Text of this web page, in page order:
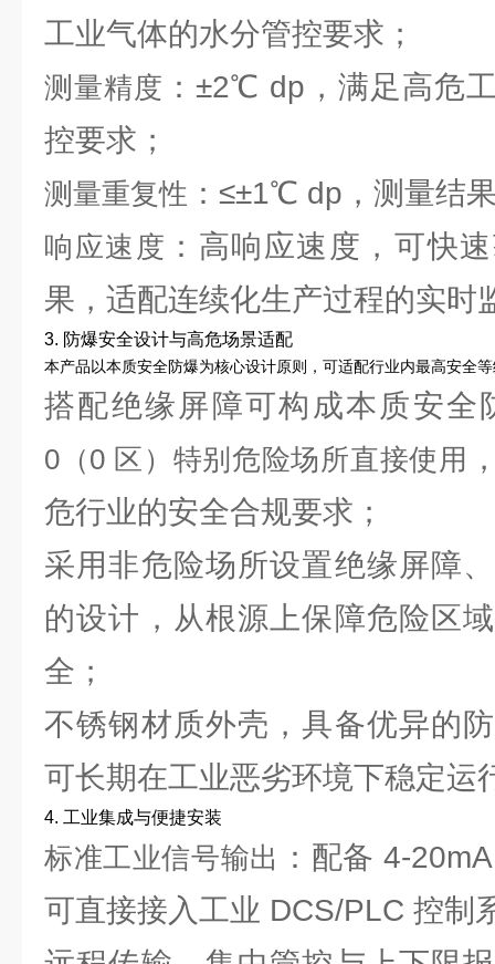
工业气体的水分管控要求；
测量精度 ：±2℃ dp，满足高危
控要求；
测量重复性 ：≤±1℃ dp，测量结
响应速度 ：高响应速度，可快
果，适配连续化生产过程的实时
3. 防爆安全设计与高危场景适配
本产品以本质安全防爆为核心设计原则，可适配行业内最高安全
搭配绝缘屏障可构成本质安全
0（0 区）特别危险场所直接使用
危行业的安全合规要求；
采用非危险场所设置绝缘屏障
的设计，从根源上保障危险区
全；
不锈钢材质外壳，具备优异的
可长期在工业恶劣环境下稳定运
4. 工业集成与便捷安装
标准工业信号输出 ：配备 4-
可直接接入工业 DCS/PLC 控制